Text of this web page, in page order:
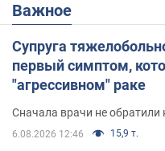
Важное
Супруга
первый симптом,
"агрессивном" раке
Сначала врачи не
6.08.2026 12:46 15,9 т.